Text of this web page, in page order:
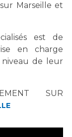
Marseille et
est de
en charge
niveau de leur
SUR